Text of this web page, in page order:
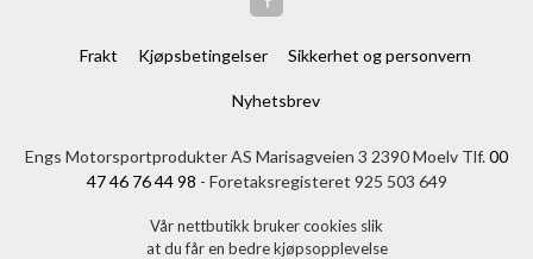
Frakt Kjøpsbetingelser Sikkerhet og personvern
Nyhetsbrev
Engs Motorsportprodukter AS Marisagveien 3 2390 Moelv Tlf.00
47 46 76 44 98 - Foretaksregisteret 925 503 649
Vår nettbutikk bruker cookies slik
at du får en bedre kjøpsopplevelse